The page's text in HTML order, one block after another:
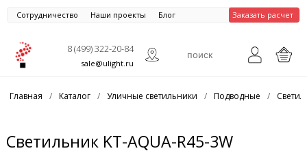
Сотрудничество Наши проекты Блог Заказать расчет
8 (499) 322-20-84
sale@ulight.ru
Главная / Каталог / Уличные светильники / Подводные /
Светильник KT-AQUA-R45-3W